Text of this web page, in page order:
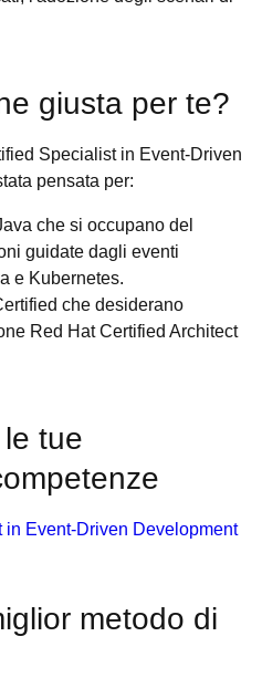
giusta per te?
Specialist in Event-Driven
pensata per:
che si occupano del
guidate dagli eventi
e Kubernetes.
che desiderano
Red Hat Certified Architect
tue
Event-Driven Development
metodo di